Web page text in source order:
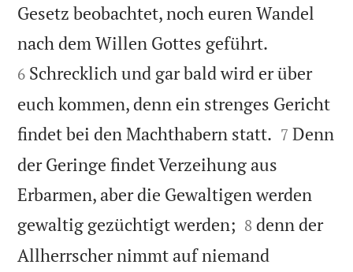
Gesetz beobachtet, noch euren Wandel
nach dem Willen Gottes geführt.
6 Schrecklich und gar bald wird er über
euch kommen, denn ein strenges Gericht
findet bei den Machthabern statt. 

7 Denn
der Geringe findet Verzeihung aus
Erbarmen, aber die Gewaltigen werden
gewaltig gezüchtigt werden; 

8 denn der
Allherrscher nimmt auf niemand